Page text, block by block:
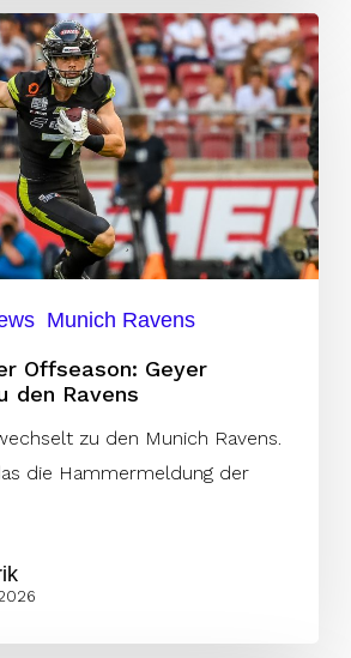
Munich Ravens
Offseason: Geyer
den Ravens
zu den Munich Ravens.
die Hammermeldung der